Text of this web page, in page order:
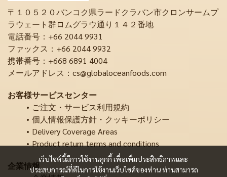
เว็บไซต์นี้มีการใช้งานคุกกี้ เพื่อเพิ่มประสิทธิภาพและ
ประสบการณ์ที่ดีในการใช้งานเว็บไซต์ของท่าน ท่านสามารถ
〒１０５２０バンコク県ラードクラバン市クロンサームプ
ラウェート群ロムグラウ通り１４２番地
電話番号：+66 2044 9931
ファックス：+66 2044 9932
携帯番号：+668 6891 4004
メールアドレス：cs@globaloceanfoods.com
お客様サービスセンター
ご注文・サービス利用規約
個人情報保護方針・クッキーポリシー
Delivery Coverage Areas
Product return terms and conditions
企業情報